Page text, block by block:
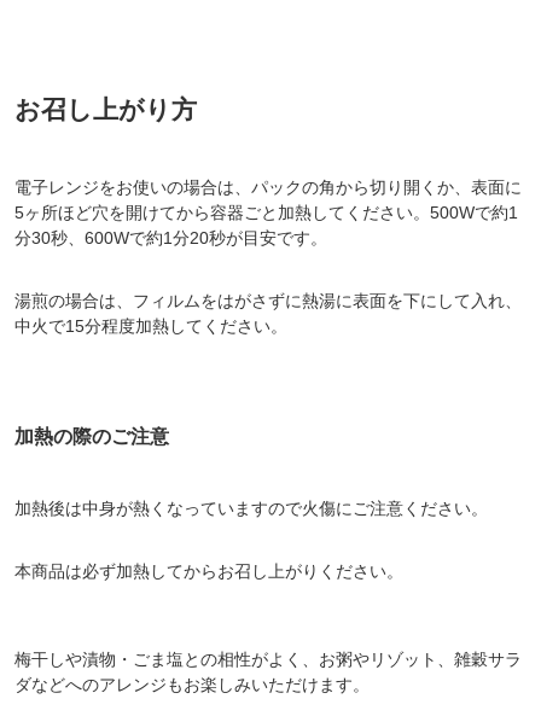
お召し上がり方
電子レンジをお使いの場合は、パックの角から切り開くか、表面に
5ヶ所ほど穴を開けてから容器ごと加熱してください。500Wで約1
分30秒、600Wで約1分20秒が目安です。
湯煎の場合は、フィルムをはがさずに熱湯に表面を下にして入れ、
中火で15分程度加熱してください。
加熱の際のご注意
加熱後は中身が熱くなっていますので火傷にご注意ください。
本商品は必ず加熱してからお召し上がりください。
梅干しや漬物・ごま塩との相性がよく、お粥やリゾット、雑穀サラ
ダなどへのアレンジもお楽しみいただけます。